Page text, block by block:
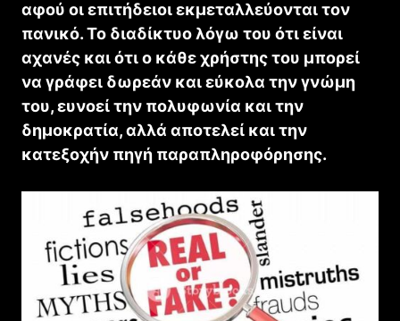
αφού οι επιτήδειοι εκμεταλλεύονται τον
πανικό. Το διαδίκτυο λόγω του ότι είναι
αχανές και ότι ο κάθε χρήστης του μπορεί
να γράφει δωρεάν και εύκολα την γνώμη
του, ευνοεί την πολυφωνία και την
δημοκρατία, αλλά αποτελεί και την
κατεξοχήν πηγή παραπληροφόρησης.